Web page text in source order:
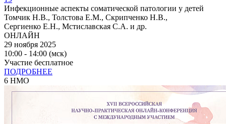
Инфекционные аспекты соматической патологии у детей
Томчик Н.В., Толстова Е.М., Скрипченко Н.В.,
Сергиенко Е.Н., Мстиславская С.А. и др.
ОНЛАЙН
29 ноября 2025
10:00 - 14:00 (мск)
Участие бесплатное
ПОДРОБНЕЕ
6 НМО